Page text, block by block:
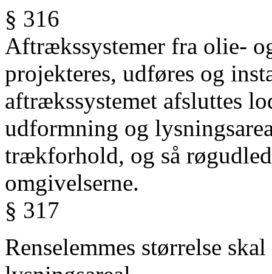
§ 316
Aftrækssystemer fra olie-
projekteres, udføres og
aftrækssystemet afsluttes
udformning og
trækforhold, og så
omgivelserne.
§ 317
Renselemmes størrelse